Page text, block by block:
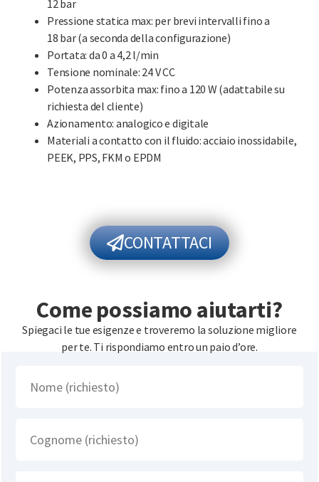
12 bar
Pressione statica max: per brevi intervalli fino a
18 bar (a seconda della configurazione)
Portata: da 0 a 4,2 l/min
Tensione nominale: 24 V CC
Potenza assorbita max: fino a 120 W (adattabile su
richiesta del cliente)
Azionamento: analogico e digitale
Materiali a contatto con il fluido: acciaio inossidabile,
PEEK, PPS, FKM o EPDM
CONTATTACI
Come possiamo aiutarti?
Spiegaci le tue esigenze e troveremo la soluzione migliore
per te. Ti rispondiamo entro un paio d’ore.